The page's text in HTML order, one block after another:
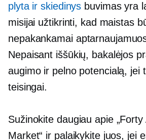
plyta ir skiedinys buvimas yra
misijai užtikrinti, kad maistas
nepakankamai
Nepaisant iššūkių, bakalėjos
augimo ir pelno potencialą, jei
teisingai.
Sužinokite daugiau apie
Market“ ir palaikykite juos, jei